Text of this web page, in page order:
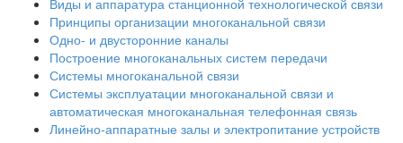
Виды и аппаратура станционной технологической связи
Принципы организации многоканальной связи
Одно- и двусторонние каналы
Построение многоканальных систем передачи
Системы многоканальной связи
Системы эксплуатации многоканальной связи и
автоматическая многоканальная телефонная связь
Линейно-аппаратные залы и электропитание устройств